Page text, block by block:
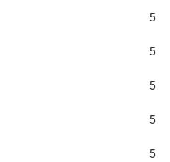
5
5
5
5
5